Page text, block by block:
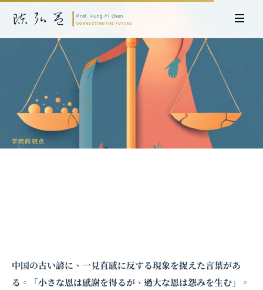
学際的視点
中国の古い諺に、一見直感に反する現象を捉えた言葉があ
る。「小さな恩は感謝を得るが、過大な恩は怨みを生む」。